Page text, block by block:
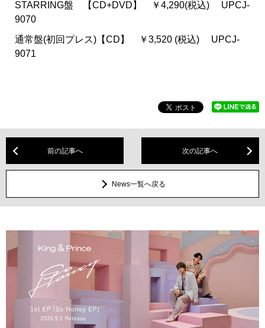
STARRING盤 【CD+DVD】 ￥4,290(税込) UPCJ-
9070
通常盤(初回プレス)【CD】 ￥3,520 (税込) UPCJ-
9071
前の記事へ 次の記事へ
News一覧へ戻る